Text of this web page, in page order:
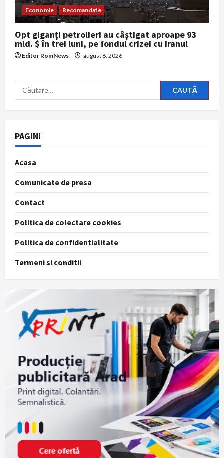
Economie Recomandate
Opt giganți petrolieri au câștigat aproape 93
mld. $ în trei luni, pe fondul crizei cu Iranul
Editor RomNews august 6, 2026
Caută
după:
PAGINI
Acasa
Comunicate de presa
Contact
Politica de colectare cookies
Politica de confidentialitate
Termeni si conditii